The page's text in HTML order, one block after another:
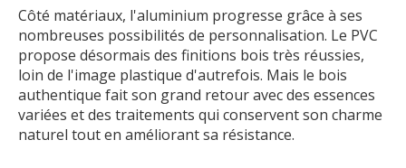
Côté matériaux, l'aluminium progresse grâce à ses
nombreuses possibilités de personnalisation. Le PVC
propose désormais des finitions bois très réussies,
loin de l'image plastique d'autrefois. Mais le bois
authentique fait son grand retour avec des essences
variées et des traitements qui conservent son charme
naturel tout en améliorant sa résistance.